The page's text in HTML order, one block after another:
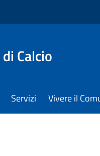
Calcio
Servizi Vivere il